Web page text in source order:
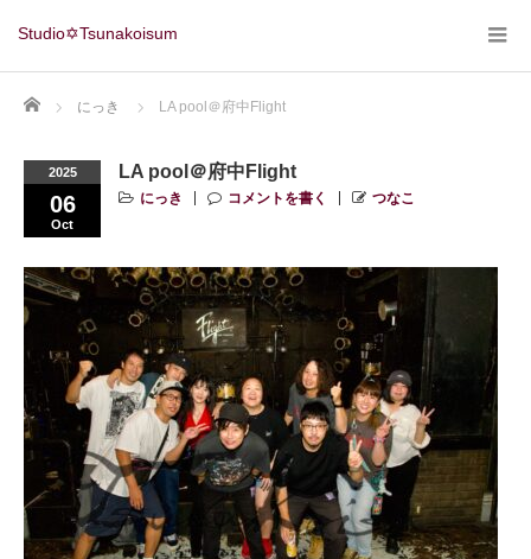
Studio✡Tsunakoisum
Home にっき LA pool＠府中Flight
2025
06
Oct
LA pool＠府中Flight
にっき コメントを書く つなこ